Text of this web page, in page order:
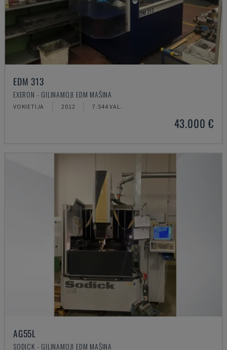
EDM 313
EXERON - GILINAMOJI EDM MAŠINA
VOKIETIJA 2012 7.544 VAL.
43.000 €
AG55L
SODICK - GILINAMOJI EDM MAŠINA